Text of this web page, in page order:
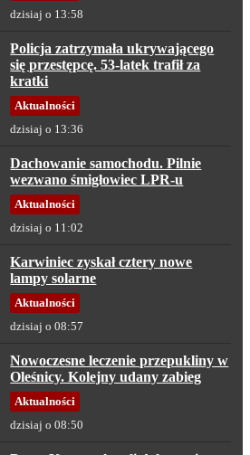
dzisiaj o 13:58
Policja zatrzymała ukrywającego
się przestępcę. 53-latek trafił za
kratki
Aktualności
dzisiaj o 13:36
Dachowanie samochodu. Pilnie
wezwano śmigłowiec LPR-u
Aktualności
dzisiaj o 11:02
Karwiniec zyskał cztery nowe
lampy solarne
Aktualności
dzisiaj o 08:57
Nowoczesne leczenie przepukliny w
Oleśnicy. Kolejny udany zabieg
Aktualności
dzisiaj o 08:50